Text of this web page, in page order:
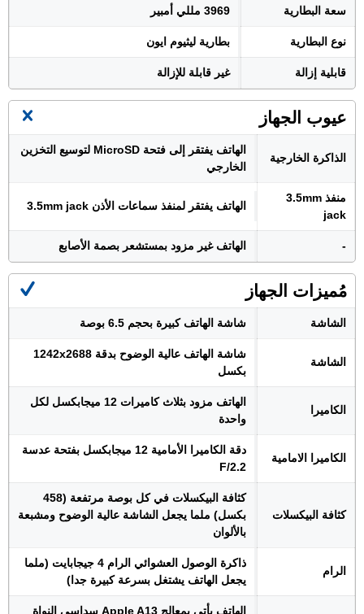
سعة البطارية 3969 مللي أمبير
نوع البطارية بطارية ليثيوم ايون
قابلية إزالة غير قابلة للإزالة
عيوب الجهاز
الذاكرة الخارجية
الهاتف يفتقر إلى فتحة MicroSD لتوسيع التخزين
الخارجي
منفذ 3.5mm
jack
الهاتف يفتقر لمنفذ سماعات الأذن 3.5mm jack
- الهاتف غير مزود بمستشعر بصمة الأصابع
مُميزات الجهاز
الشاشة شاشة الهاتف كبيرة بحجم 6.5 بوصة
الشاشة
شاشة الهاتف عالية الوضوح بدقة 1242x2688
بكسل
الكاميرا
الهاتف مزود بثلاث كاميرات 12 ميجابكسل لكل
واحدة
الكاميرا الامامية
دقة الكاميرا الأمامية 12 ميجابكسل بفتحة عدسة
F/2.2
كثافة البيكسلات
كثافة البيكسلات في كل بوصة مرتفعة (458
بكسل) ملما يجعل الشاشة عالية الوضوح ومشبعة
بالألوان
الرام
ذاكرة الوصول العشوائي الرام 4 جيجابايت (ملما
يجعل الهاتف يشتغل بسرعة كبيرة جدا)
الهاتف يأتي بمعالج Apple A13 سداسي النواة